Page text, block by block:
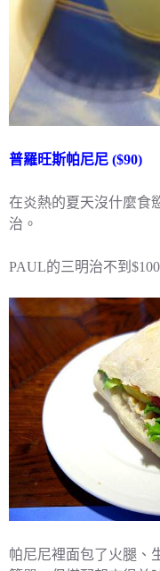
普羅旺斯帕尼尼 ($90)
在炎熱的夏天沒什麼食
治。
PAUL的三明治不到
帕尼尼裡面包了火腿、